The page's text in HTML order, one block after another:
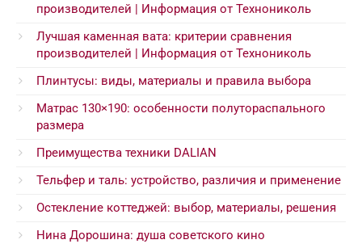
производителей | Информация от Технониколь
Лучшая каменная вата: критерии сравнения
производителей | Информация от Технониколь
Плинтусы: виды, материалы и правила выбора
Матрас 130×190: особенности полутораспального
размера
Преимущества техники DALIAN
Тельфер и таль: устройство, различия и применение
Остекление коттеджей: выбор, материалы, решения
Нина Дорошина: душа советского кино